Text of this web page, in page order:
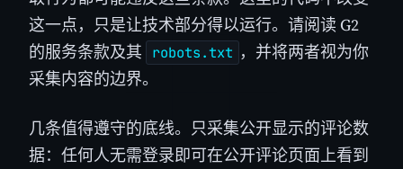
这一点，只是让技术部分得以运行。请阅读 G2
的服务条款及其
robots.txt ，并将两者视为你
采集内容的边界。
几条值得遵守的底线。只采集公开显示的评论数
据：任何人无需登录即可在公开评论页面上看到